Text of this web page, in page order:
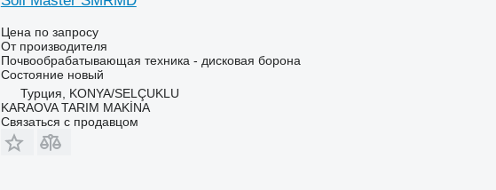
Цена по запросу
От производителя
Почвообрабатывающая техника - дисковая борона
Состояниеновый
Турция, KONYA/SELÇUKLU
KARAOVA TARIM MAKİNA
Связаться с продавцом